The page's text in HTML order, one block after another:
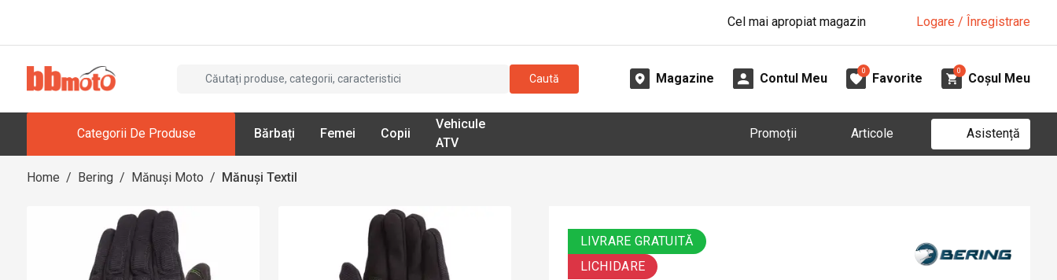
Cel mai apropiat magazin Logare / Înregistrare
Caută Magazine Contul Meu
0
Favorite
0
Coșul Meu
Categorii De Produse Bărbați Femei Copii
Vehicule
ATV
Promoții Articole Asistență
Home / Bering / Mănuși Moto / Mănuși Textil
LIVRARE GRATUITĂ
LICHIDARE